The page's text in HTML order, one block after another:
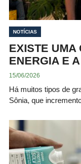
NOTÍCIAS
EXISTE UMA
ENERGIA E
15/06/2026
Há muitos tipos de
Sônia, que